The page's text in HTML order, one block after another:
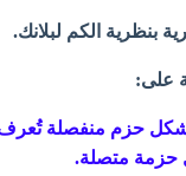
بنظرية الكم لبلانك.
على:
شكل حزم منفصلة تُعرف
حزمة متصلة.